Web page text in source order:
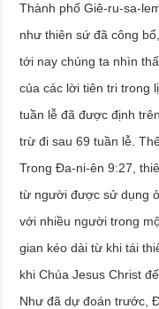
Thành phố Giê-ru-sa-
như thiên sứ đã công
tới nay chúng ta nhìn
của các lời tiên tri trong
tuần lễ đã được định
trừ đi sau 69 tuần lễ.
Trong Đa-ni-ên 9:27,
từ người được sử dụng
với nhiều người trong
gian kéo dài từ khi tái
khi Chúa Jesus Christ
Như đã dự đoán trước,